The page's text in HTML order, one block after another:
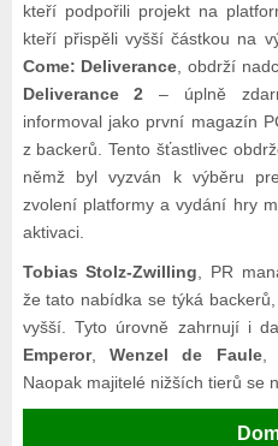
kteří podpořili projekt na
kteří přispěli vyšší částkou na
Come: Deliverance, obdrží
Deliverance 2 – úplně
informoval jako první magazín
z backerů. Tento šťastlivec
němž byl vyzván k výběru
zvolení platformy a vydání hry
aktivaci.
Tobias Stolz-Zwilling, PR
že tato nabídka se týká
vyšší. Tyto úrovně zahrnují i
Emperor, Wenzel de Faule,
Naopak majitelé nižších tierů se